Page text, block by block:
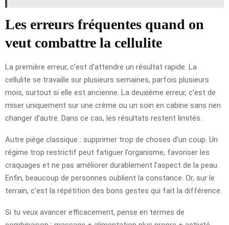
Les erreurs fréquentes quand on
veut combattre la cellulite
La première erreur, c’est d’attendre un résultat rapide. La
cellulite se travaille sur plusieurs semaines, parfois plusieurs
mois, surtout si elle est ancienne. La deuxième erreur, c’est de
miser uniquement sur une crème ou un soin en cabine sans rien
changer d’autre. Dans ce cas, les résultats restent limités.
Autre piège classique : supprimer trop de choses d’un coup. Un
régime trop restrictif peut fatiguer l’organisme, favoriser les
craquages et ne pas améliorer durablement l’aspect de la peau.
Enfin, beaucoup de personnes oublient la constance. Or, sur le
terrain, c’est la répétition des bons gestes qui fait la différence.
Si tu veux avancer efficacement, pense en termes de